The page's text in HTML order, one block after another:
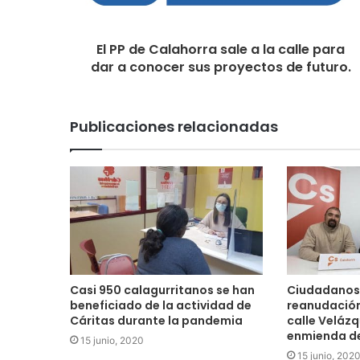
El PP de Calahorra sale a la calle para
dar a conocer sus proyectos de futuro.
Publicaciones relacionadas
Casi 950 calagurritanos se han
beneficiado de la actividad de
Cáritas durante la pandemia
15 junio, 2020
calle
enmienda
15 junio, 2020